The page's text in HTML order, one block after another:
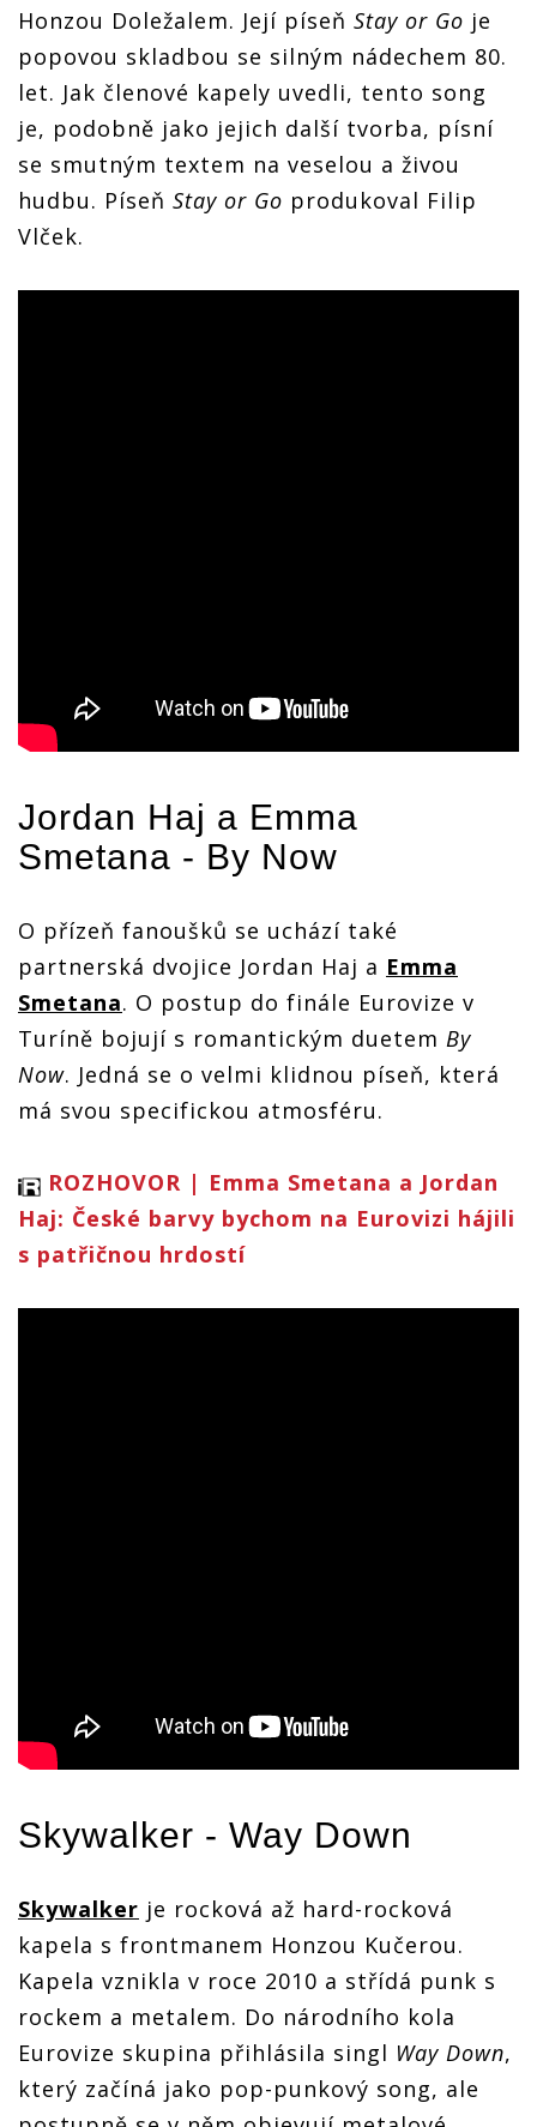
Honzou Doležalem. Její píseň Stay or Go je
popovou skladbou se silným nádechem 80.
let. Jak členové kapely uvedli, tento song
je, podobně jako jejich další tvorba, písní
se smutným textem na veselou a živou
hudbu. Píseň Stay or Go produkoval Filip
Vlček.
Jordan Haj a Emma
Smetana - By Now
O přízeň fanoušků se uchází také
partnerská dvojice Jordan Haj a Emma
Smetana. O postup do finále Eurovize v
Turíně bojují s romantickým duetem By
Now. Jedná se o velmi klidnou píseň, která
má svou specifickou atmosféru.
ROZHOVOR | Emma Smetana a Jordan
Haj: České barvy bychom na Eurovizi hájili
s patřičnou hrdostí
Skywalker - Way Down
Skywalker je rocková až hard-rocková
kapela s frontmanem Honzou Kučerou.
Kapela vznikla v roce 2010 a střídá punk s
rockem a metalem. Do národního kola
Eurovize skupina přihlásila singl Way Down,
který začíná jako pop-punkový song, ale